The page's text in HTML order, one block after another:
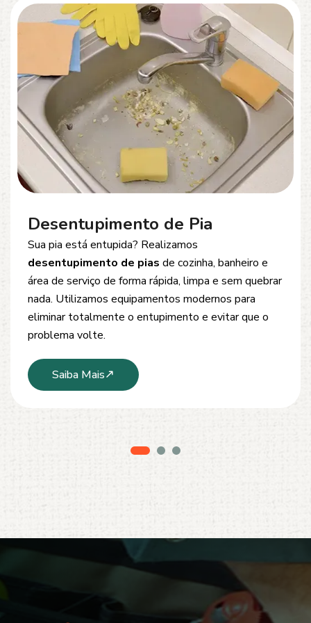
Desentupimento de Esgoto
Problemas comentupimento de esgoto
Oferecemos soluções rápidas e eficientes para
desobstrução de redes de esgoto, caixas de
inspeção e tubulações. Utilizamos equipamentos
modernos e técnicas seguras que garantem um
serviço limpo, ágil e sem danos à estrutura.
Saiba Mais